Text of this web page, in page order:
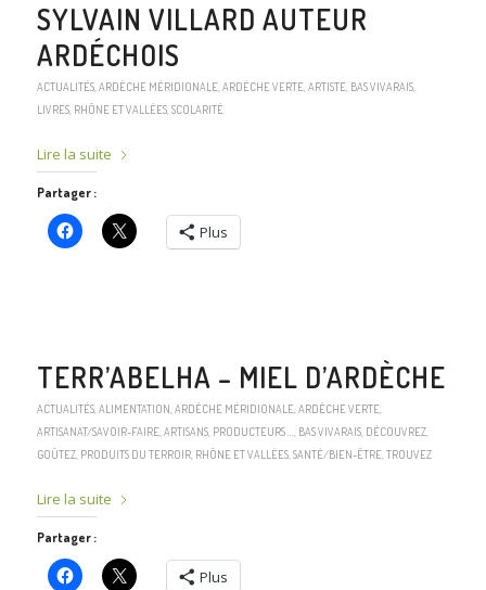
SYLVAIN VILLARD AUTEUR
ARDÉCHOIS
ACTUALITÉS, ARDÈCHE MÉRIDIONALE, ARDÈCHE VERTE, ARTISTE, BAS VIVARAIS,
LIVRES, RHÔNE ET VALLÉES, SCOLARITÉ
Lire la suite
Partager :
Plus
TERR’ABELHA – MIEL D’ARDÈCHE
ACTUALITÉS, ALIMENTATION ARDÈCHE MÉRIDIONALE, ARDÈCHE VERTE,
ARTISANAT/SAVOIR-FAIRE, ARTISANS, PRODUCTEURS … BAS VIVARAIS, DÉCOUVREZ,
GOÛTEZ, PRODUITS DU TERROIR, RHÔNE ET VALLÉES, SANTÉ/BIEN-ÊTRE, TROUVEZ
Lire la suite
Partager :
Plus